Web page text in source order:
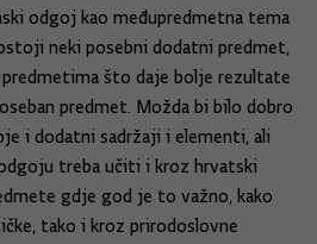
odgoj kao međupredmetna tema
neki posebni dodatni predmet,
što daje bolje rezultate
predmet. Možda bi bilo dobro
i dodatni sadržaji i elementi, ali
treba učiti i kroz hrvatski
gdje god je to važno, kako
tako i kroz prirodoslovne